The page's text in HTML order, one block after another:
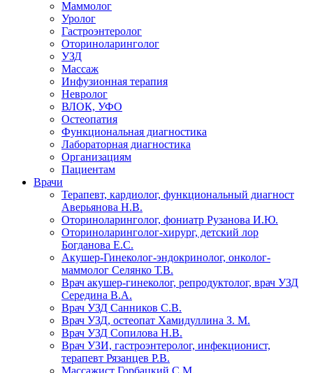
Маммолог
Уролог
Гастроэнтеролог
Оториноларинголог
УЗД
Массаж
Инфузионная терапия
Невролог
ВЛОК, УФО
Остеопатия
Функциональная диагностика
Лабораторная диагностика
Организациям
Пациентам
Врачи
Терапевт, кардиолог, функциональный диагност
Аверьянова Н.В.
Оториноларинголог, фониатр Рузанова И.Ю.
Оториноларинголог-хирург, детский лор
Богданова Е.С.
Акушер-Гинеколог-эндокринолог, онколог-
маммолог Селянко Т.В.
Врач акушер-гинеколог, репродуктолог, врач УЗД
Середина В.А.
Врач УЗД Санников С.В.
Врач УЗД, остеопат Хамидуллина З. М.
Врач УЗД Сопилова Н.В.
Врач УЗИ, гастроэнтеролог, инфекционист,
терапевт Рязанцев Р.В.
Массажист Горбацкий С.М.